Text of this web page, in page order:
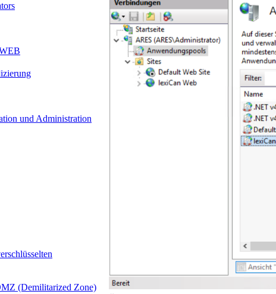
und Administration
(Demilitarized Zone)